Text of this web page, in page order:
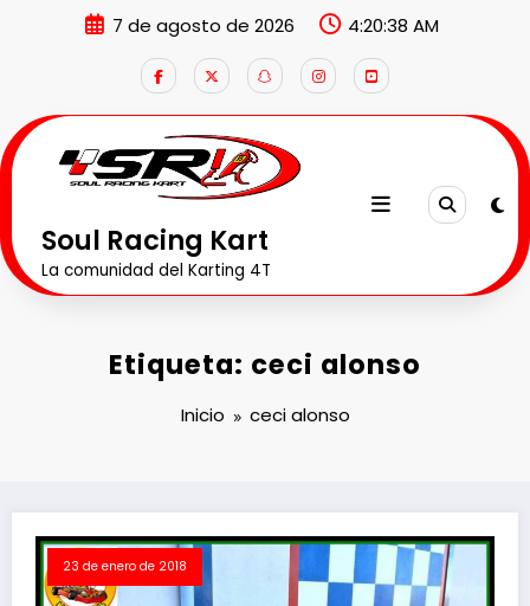
7 de agosto de 2026 4:20:39 AM
Soul Racing Kart
La comunidad del Karting 4T
Etiqueta: ceci alonso
Inicio ceci alonso
23 de enero de 2018